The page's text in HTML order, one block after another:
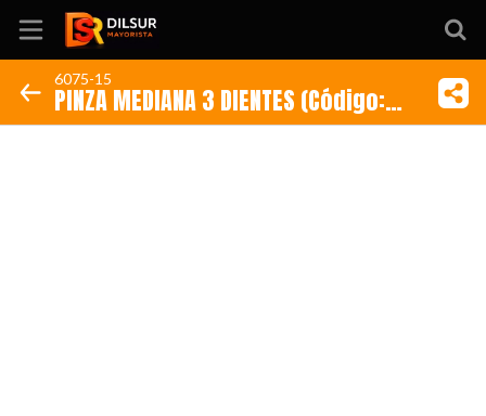
Inicio
6075-15
PINZA MEDIANA 3 DIENTES (Código:
6075-15)